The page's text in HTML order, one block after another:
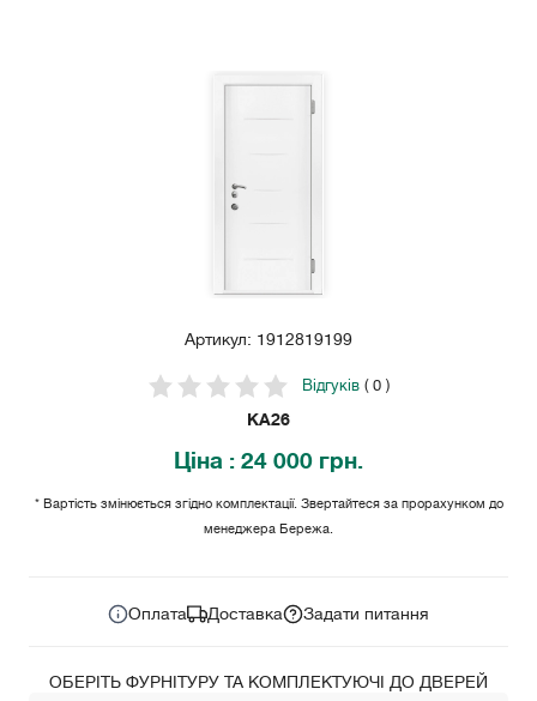
Артикул: 1912819199
Відгуків( 0 )
KA26
Ціна : 24 000 грн.
* Вартість змінюється згідно комплектації. Звертайтеся за прорахунком до
менеджера Бережа.
Оплата Доставка Задати питання
ОБЕРІТЬ ФУРНІТУРУ ТА КОМПЛЕКТУЮЧІ ДО ДВЕРЕЙ